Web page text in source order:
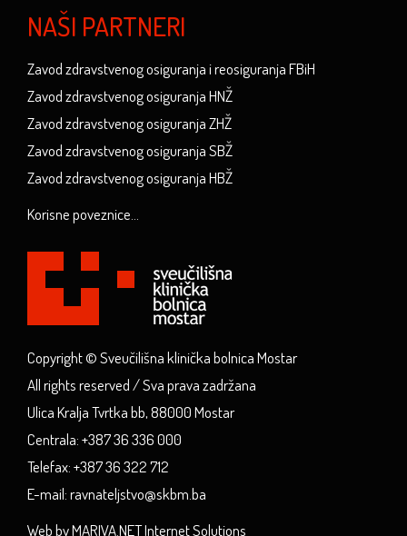
NAŠI PARTNERI
Zavod zdravstvenog osiguranja i reosiguranja FBiH
Zavod zdravstvenog osiguranja HNŽ
Zavod zdravstvenog osiguranja ZHŽ
Zavod zdravstvenog osiguranja SBŽ
Zavod zdravstvenog osiguranja HBŽ
Korisne poveznice...
Copyright © Sveučilišna klinička bolnica Mostar
All rights reserved / Sva prava zadržana
Ulica Kralja Tvrtka bb, 88000 Mostar
Centrala: +387 36 336 000
Telefax: +387 36 322 712
E-mail: ravnateljstvo@skbm.ba
Web by MARIVA.NET Internet Solutions